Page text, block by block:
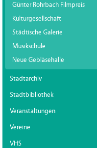
Günter Rohrbach Filmpreis
Kulturgesellschaft
Städtische Galerie
Musikschule
Neue Gebläsehalle
Stadtarchiv
Stadtbibliothek
Veranstaltungen
Vereine
VHS